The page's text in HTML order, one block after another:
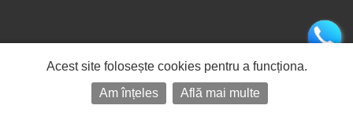
Acest site folosește cookies pentru a funcționa.
Am înțeles
Află mai multe